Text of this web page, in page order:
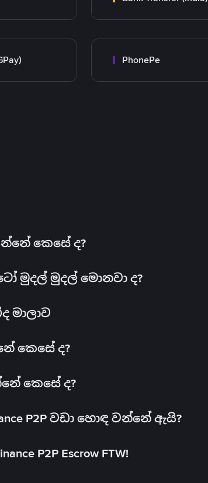
PhonePe
කෙසේ ද?
මුදල් මුදල් මොනවා ද?
මාලාව
කෙසේ ද?
කෙසේ ද?
P2P වඩා හොඳ වන්නේ ඇයි?
P2P Escrow FTW!